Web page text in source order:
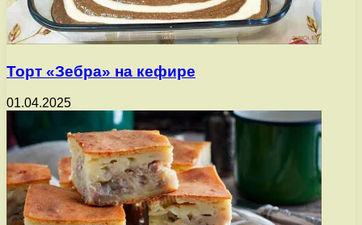
Торт «Зебра» на кефире
01.04.2025